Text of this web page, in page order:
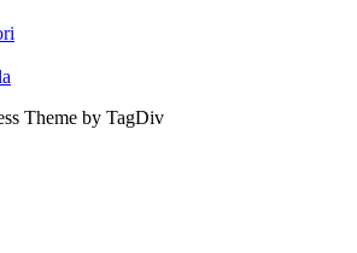
Paste, idei de
florale de Paste
Theme by TagDiv